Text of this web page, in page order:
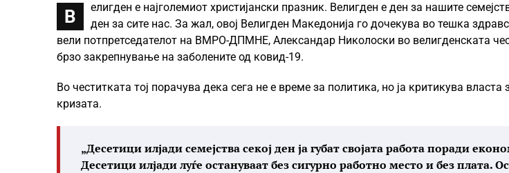
В
елигден е најголемиот христијански празник. Велигден е ден за нашите
ден за сите нас. За жал, овој Велигден Македонија го дочекува во тешка
вели потпретседателот на ВМРО-ДПМНЕ, Александар Николоски во велигденската
брзо закрепнување на заболените од ковид-19.
Во честитката тој порачува дека сега не е време за политика, но ја критикува
кризата.
„Десетици илјади семејства секој ден ја губат својата работа поради
Десетици илјади луѓе остануваат без сигурно работно место и без плата.